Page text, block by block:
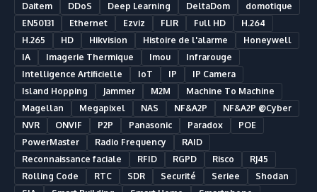
Daitem
DDoS Deep Learning DeltaDom
domotique
EN50131
Ethernet Ezviz FLIR Full HD
H.264
H.265
HD Hikvision Histoire de l'alarme
Honeywell
IA
Imagerie Thermique Imou
Infrarouge
Intelligence Artificielle
IoT IP
IP Camera
Island Hopping
Jammer M2M
Machine To Machine
Magellan
Megapixel NAS NF&A2P
NF&A2P @Cyber
NVR
ONVIF P2P Panasonic Paradox
POE
PowerMaster
Radio Frequency
RAID
Reconnaissance faciale
RFID RGPD Risco
RJ45
Rolling Code
RTC SDR Securité Seriee
Shodan